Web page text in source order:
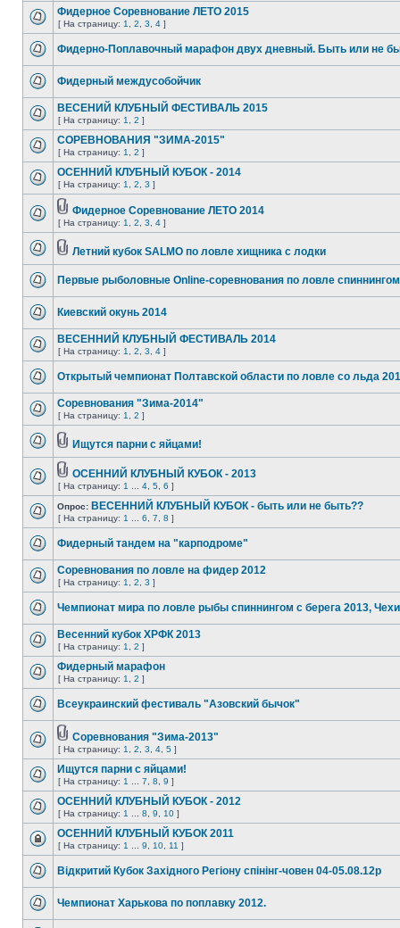
Фидерное Соревнование ЛЕТО 2015
[ На страницу: 1 2 3 4 ]
Фидерно-Поплавочный марафон двух дневный. Быть или не
Фидерный междусобойчик
ВЕСЕНИЙ КЛУБНЫЙ ФЕСТИВАЛЬ 2015
[ На страницу: 1 2 ]
СОРЕВНОВАНИЯ "ЗИМА-2015"
[ На страницу: 1 2 ]
ОСЕННИЙ КЛУБНЫЙ КУБОК - 2014
[ На страницу: 1 2 3 ]
Фидерное Соревнование ЛЕТО 2014
[ На страницу: 1 2 3 4 ]
Летний кубок SALMO по ловле хищника с лодки
Первые рыболовные Online-соревнования по ловле спиннингом
Киевский окунь 2014
ВЕСЕННИЙ КЛУБНЫЙ ФЕСТИВАЛЬ 2014
[ На страницу: 1 2 3 4 ]
Открытый чемпионат Полтавской области по ловле со льда
Соревнования "Зима-2014"
[ На страницу: 1 2 ]
Ищутся парни с яйцами!
ОСЕННИЙ КЛУБНЫЙ КУБОК - 2013
[ На страницу: 1 4 5 6 ]
Опрос: ВЕСЕННИЙ КЛУБНЫЙ КУБОК - быть или не быть??
[ На страницу: 1 6 7 8 ]
Фидерный тандем на "карподроме"
Соревнования по ловле на фидер 2012
[ На страницу: 1 2 3 ]
Чемпионат мира по ловле рыбы спиннингом с берега 2013,
Весенний кубок ХРФК 2013
[ На страницу: 1 2 ]
Фидерный марафон
[ На страницу: 1 2 ]
Всеукраинский фестиваль "Азовский бычок"
Соревнования "Зима-2013"
[ На страницу: 1 2 3 4 5 ]
Ищутся парни с яйцами!
[ На страницу: 1 7 8 9 ]
ОСЕННИЙ КЛУБНЫЙ КУБОК - 2012
[ На страницу: 1 8 9 10 ]
ОСЕННИЙ КЛУБНЫЙ КУБОК 2011
[ На страницу: 1 9 10 11 ]
Відкритий Кубок Західного Регіону спінінг-човен 04-05.08.12р
Чемпионат Харькова по поплавку 2012.